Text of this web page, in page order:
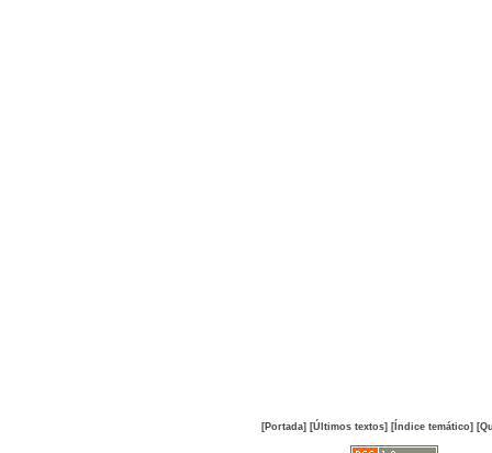
[Portada] [Últimos textos] [Índice temático]